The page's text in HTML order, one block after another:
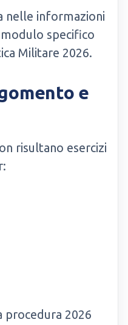
nelle informazioni
specifico
Militare 2026.
e
risultano esercizi
procedura 2026